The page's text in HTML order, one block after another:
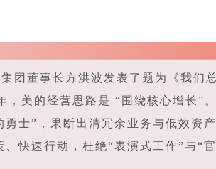
团董事长方洪波发表了题为《我们
，美的经营思路是 “围绕核心增长”
勇士”，果断出清冗余业务与低效资
快速行动，杜绝“表演式工作”与“